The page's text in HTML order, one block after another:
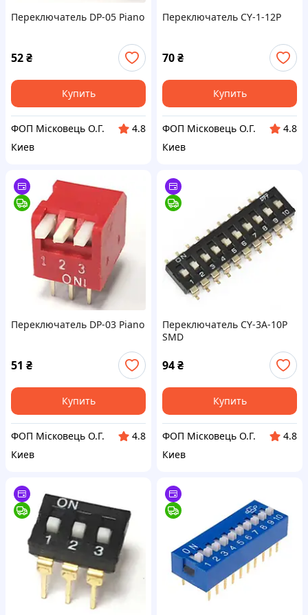
Переключатель DP-05 Piano
52₴
Купить
ФОП Місковець О.Г.
4.8
Киев
Переключатель CY-1-12P
70₴
Купить
ФОП Місковець О.Г.
4.8
Киев
Переключатель DP-03 Piano
51 ₴
Купить
ФОП Місковець О.Г.
4.8
Киев
Переключатель CY-3A-10P
SMD
94₴
Купить
ФОП Місковець О.Г.
4.8
Киев